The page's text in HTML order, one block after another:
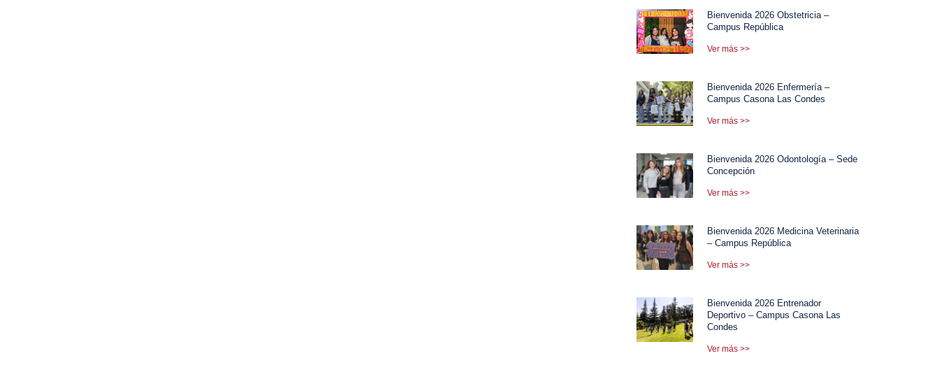
Bienvenida 2026 Obstetricia –
Campus República
Ver más >>
Bienvenida 2026 Enfermería –
Campus Casona Las Condes
Ver más >>
Bienvenida 2026 Odontología – Sede
Concepción
Ver más >>
Bienvenida 2026 Medicina Veterinaria
– Campus República
Ver más >>
Bienvenida 2026 Entrenador
Deportivo – Campus Casona Las
Condes
Ver más >>